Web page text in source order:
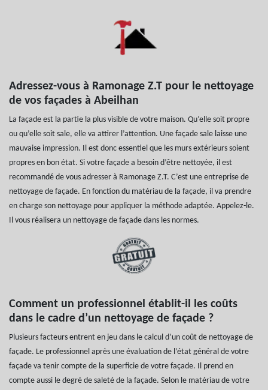
Adressez-vous à Ramonage Z.T pour le nettoyage
de vos façades à Abeilhan
La façade est la partie la plus visible de votre maison. Qu’elle soit propre
ou qu’elle soit sale, elle va attirer l’attention. Une façade sale laisse une
mauvaise impression. Il est donc essentiel que les murs extérieurs soient
propres en bon état. Si votre façade a besoin d’être nettoyée, il est
recommandé de vous adresser à Ramonage Z.T. C’est une entreprise de
nettoyage de façade. En fonction du matériau de la façade, il va prendre
en charge son nettoyage pour appliquer la méthode adaptée. Appelez-le.
Il vous réalisera un nettoyage de façade dans les normes.
Comment un professionnel établit-il les coûts
dans le cadre d’un nettoyage de façade ?
Plusieurs facteurs entrent en jeu dans le calcul d’un coût de nettoyage de
façade. Le professionnel après une évaluation de l’état général de votre
façade va tenir compte de la superficie de votre façade. Il prend en
compte aussi le degré de saleté de la façade. Selon le matériau de votre